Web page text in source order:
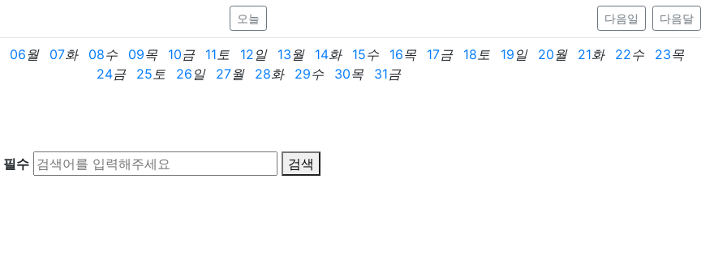
오늘 다음일 다음달
06월 07화 08수 09목 10금 11토 12 일 13월 14화 15수 16목 17금 18토 19 일 20월 21화 22수 23목
24금 25토 26 일 27월 28화 29수 30목 31금
필수 검색